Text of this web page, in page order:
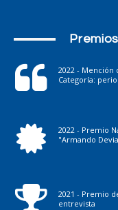
2022 -
Categoría:
2022 - Premio
"Armando
2021 - Premio
entrevista